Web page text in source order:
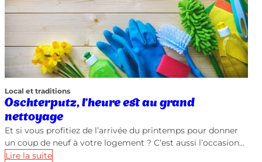
Local et traditions
Oschterputz, l’heure est au grand
nettoyage
Et si vous profitiez de l’arrivée du printemps pour donner
un coup de neuf à votre logement ? C’est aussi l’occasion…
Lire la suite